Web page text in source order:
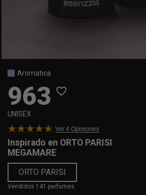
Aromatica
963 favorite_border
UNISEX
Ver 4 Opiniones
Inspirado en ORTO PARISI
MEGAMARE
ORTO PARISI
Vendidos 141 perfumes